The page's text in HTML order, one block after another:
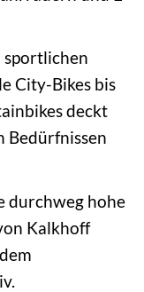
sportlichen
City-Bikes bis
deckt
Bedürfnissen
durchweg hohe
Kalkhoff